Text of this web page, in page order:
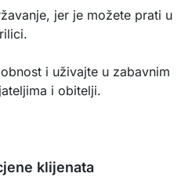
jer je možete prati u
i uživajte u zabavnim
i obitelji.
klijenata